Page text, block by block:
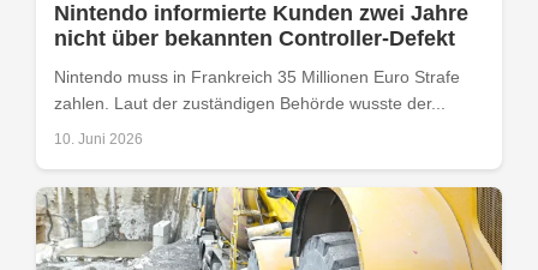
Nintendo informierte Kunden zwei Jahre
nicht über bekannten Controller-Defekt
Nintendo muss in Frankreich 35 Millionen Euro Strafe
zahlen. Laut der zuständigen Behörde wusste der...
10. Juni 2026